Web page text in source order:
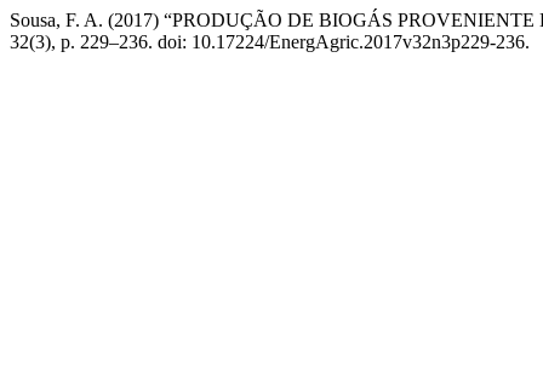
Sousa, F. A. (2017) “PRODUÇÃO DE BIOGÁS
32(3), p. 229–236. doi: 10.17224/EnergAgric.2017v32n3p229-236.